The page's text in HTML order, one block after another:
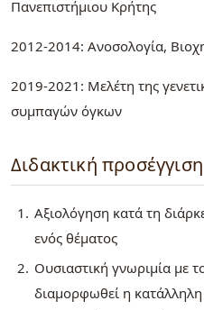
Πανεπιστήμιου Κρήτης
2012-2014: Ανοσολογία,
2019-2021: Μελέτη της
συμπαγών όγκων
Διδακτική προσέγγιση
Αξιολόγηση κατά τη
ενός θέματος
Ουσιαστική γνωριμία με
διαμορφωθεί η